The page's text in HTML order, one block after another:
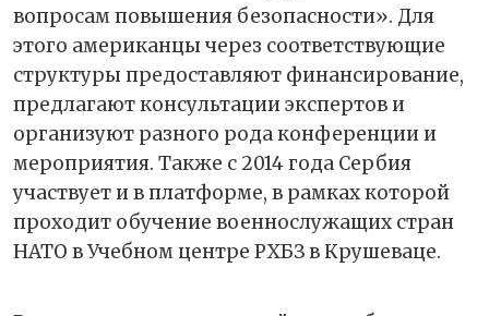
вопросам повышения безопасности». Для
этого американцы через соответствующие
структуры предоставляют финансирование,
предлагают консультации экспертов и
организуют разного рода конференции и
мероприятия. Также с 2014 года Сербия
участвует и в платформе, в рамках которой
проходит обучение военнослужащих стран
НАТО в Учебном центре РХБЗ в Крушеваце.